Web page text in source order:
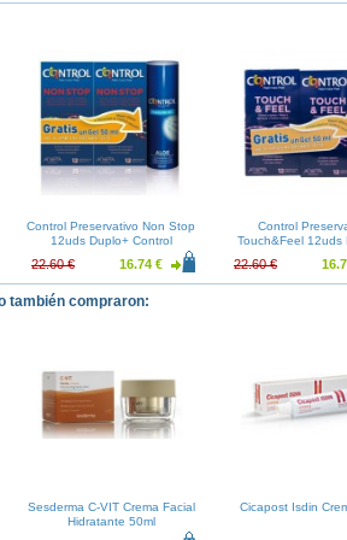
Control Preservativo Non Stop
12uds Duplo+ Control
22.60 € 16.74 €
Control
Touch&Feel 12uds
Control Lubricante
22.60 €
también compraron:
Sesderma C-VIT Crema Facial
Hidratante 50ml
Cicapost Isdin